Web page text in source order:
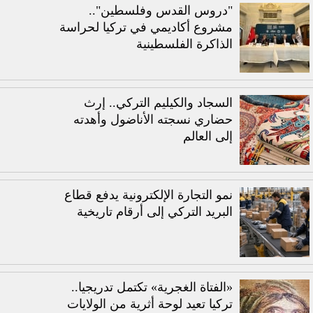
"دروس القدس وفلسطين"..
مشروع أكاديمي في تركيا لحراسة
الذاكرة الفلسطينية
السجاد والكيليم التركي.. إرث
حضاري نسجته الأناضول وأهدته
إلى العالم
نمو التجارة الإلكترونية يدفع قطاع
البريد التركي إلى أرقام تاريخية
«الفتاة الغجرية» تكتمل تدريجيا..
تركيا تعيد لوحة أثرية من الولايات